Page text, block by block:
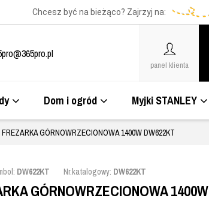
Chcesz być na bieżąco? Zajrzyj na:
panel klienta
Dom i ogród Myjki STANLEY
GÓRNOWRZECIONOWA 1400W DW622KT
DW622KT Nr.katalogowy: DW622KT
GÓRNOWRZECIONOWA 1400W